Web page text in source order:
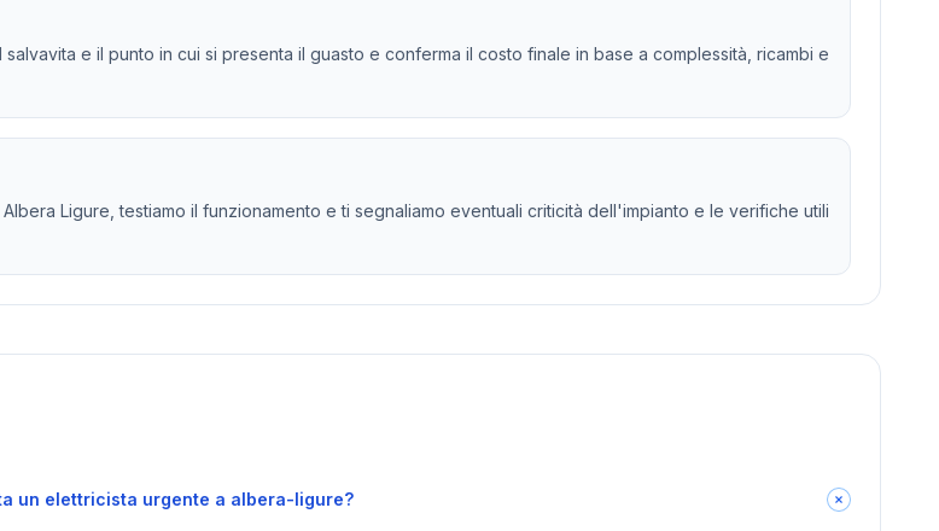
e il punto in cui si presenta il guasto e conferma il costo finale in base a complessità, ricambi e
Ligure, testiamo il funzionamento e ti segnaliamo eventuali criticità dell'impianto e le verifiche utili
un elettricista urgente a albera-ligure?